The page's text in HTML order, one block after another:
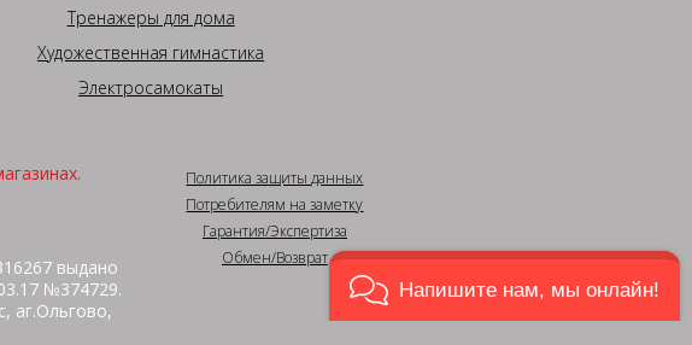
Тренажеры для дома
Художественная гимнастика
Электросамокаты
выдано
№374729.
аг.Ольгово,
Политика защиты данных
Потребителям на заметку
Гарантия/Экспертиза
Обмен/Возврат
Напишите нам, мы онлайн!